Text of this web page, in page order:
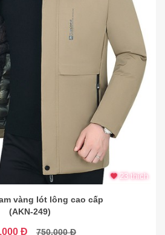
23 thích
vàng lót lông cao cấp
(AKN-249)
Đ 750.000 Đ